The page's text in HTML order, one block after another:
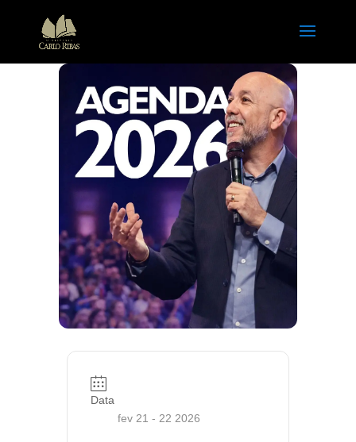
Data
fev 21 - 22 2026